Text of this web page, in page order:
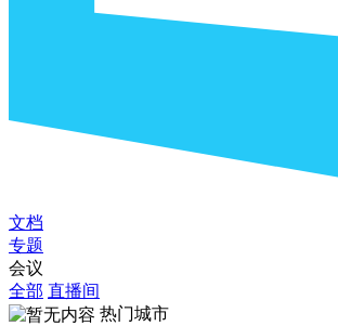
文档
专题
会议
全部 直播间
热门城市